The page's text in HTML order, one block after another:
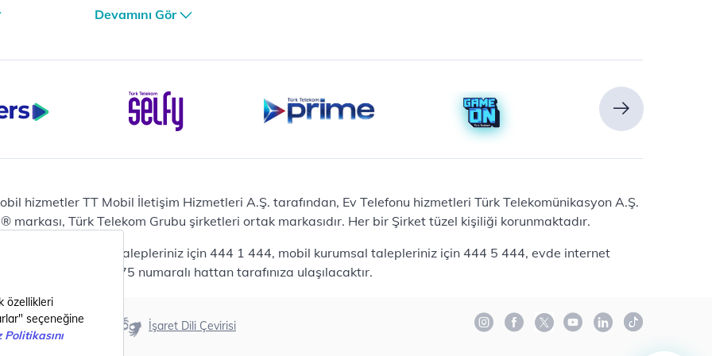
iPhone 17 Air 256GB
Casper Nirvana C370
Notebook
Ev Telefonu
Panasonic TGB610
Modem ve Wi-Fi
Zyxel DX3300 Wi-Fi 6
Premium VDSL Modem
Samsung Buds2 Pro
Samsung Galaxy Watch 6
Devamını Gör
hizmetler TT Mobil İletişim Hizmetleri A.Ş. tarafından, Ev Telefonu hizmetleri Türk Telekomünikasyon A.Ş.
markası, Türk Telekom Grubu şirketleri ortak markasıdır. Her bir Şirket tüzel kişiliği korunmaktadır.
mobil bireysel talepleriniz için 444 1 444, mobil kurumsal talepleriniz için 444 5 444, evde internet
için 444 0375 numaralı hattan tarafınıza ulaşılacaktır.
Erişilebilirlik İşaret Dili Çevirisi